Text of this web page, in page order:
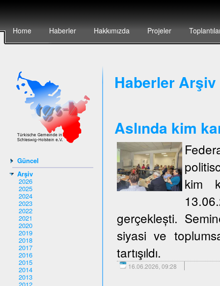
Home Haberler Hakkımızda Projeler
Güncel
Arşiv
2026
2025
2024
2023
2022
2021
2020
2019
2018
2017
2016
2015
2014
2013
Haberler Arşiv
Aslında kim
kim
gerçeklești.
siyasi ve
tartışıldı.
16.06.2026, 09:28